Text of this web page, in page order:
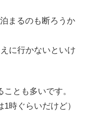
まるのも断ろうか
に行かないといけ
とも多いです。
時ぐらいだけど）